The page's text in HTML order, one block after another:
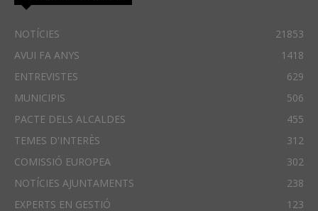
NOTÍCIES
21853
AVUI FA ANYS
1418
ENTREVISTES
629
MUNICIPIS
506
PACTE DELS ALCALDES
455
TEMES D'INTERÈS
312
COMISSIÓ EUROPEA
302
NOTÍCIES AJUNTAMENTS
238
EXPERTS EN GESTIÓ
123